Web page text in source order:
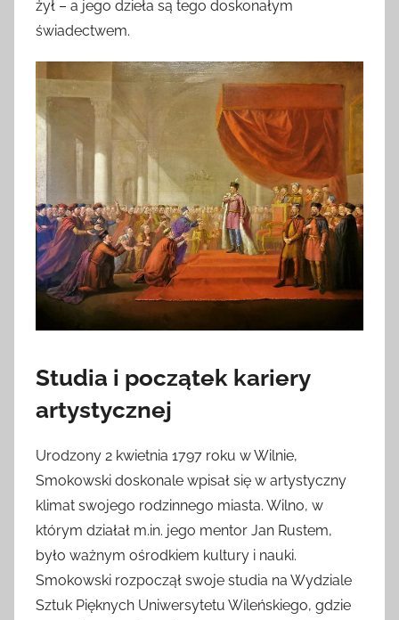
żył – a jego dzieła są tego doskonałym
świadectwem.
Studia i początek kariery
artystycznej
Urodzony 2 kwietnia 1797 roku w Wilnie,
Smokowski doskonale wpisał się w artystyczny
klimat swojego rodzinnego miasta. Wilno, w
którym działał m.in. jego mentor Jan Rustem,
było ważnym ośrodkiem kultury i nauki.
Smokowski rozpoczął swoje studia na Wydziale
Sztuk Pięknych Uniwersytetu Wileńskiego, gdzie